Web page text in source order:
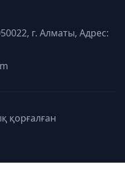
г. Алматы, Адрес:
қорғалған